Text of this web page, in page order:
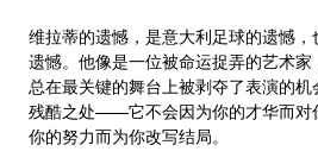
维拉蒂的遗憾，是意大利足球的遗憾
遗憾。他像是一位被命运捉弄的艺术
总在最关键的舞台上被剥夺了表演的
残酷之处——它不会因为你的才华而对
你的努力而为你改写结局。